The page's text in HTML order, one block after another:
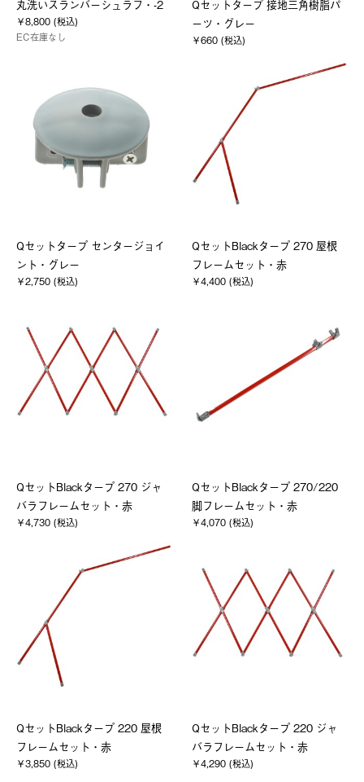
丸洗いスランバーシュラフ・-2
￥8,800 (税込)
EC在庫なし
Qセットタープ 接地三角樹脂パ
ーツ・グレー
￥660 (税込)
Qセットタープ センタージョイ
ント・グレー
￥2,750 (税込)
QセットBlackタープ 270 屋根
フレームセット・赤
￥4,400 (税込)
QセットBlackタープ 270 ジャ
バラフレームセット・赤
￥4,730 (税込)
QセットBlackタープ 270/220
脚フレームセット・赤
￥4,070 (税込)
QセットBlackタープ 220 屋根
フレームセット・赤
￥3,850 (税込)
QセットBlackタープ 220 ジャ
バラフレームセット・赤
￥4,290 (税込)